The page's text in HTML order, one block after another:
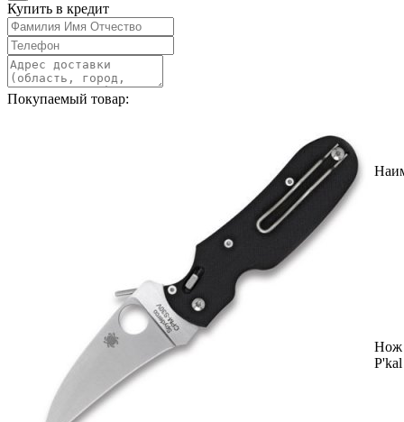
Купить в кредит
Покупаемый товар:
Нож